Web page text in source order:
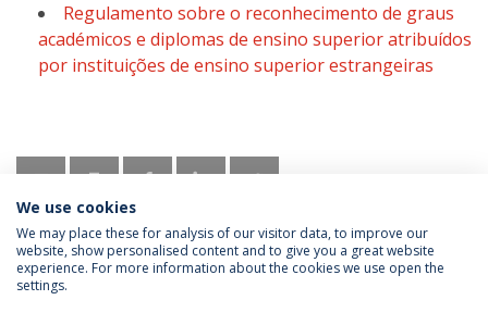
Regulamento sobre o reconhecimento de graus
académicos e diplomas de ensino superior atribuídos
por instituições de ensino superior estrangeiras
Privacy Policy
We use cookies
We may place these for analysis of our visitor data, to improve our
website, show personalised content and to give you a great website
experience. For more information about the cookies we use open the
settings.